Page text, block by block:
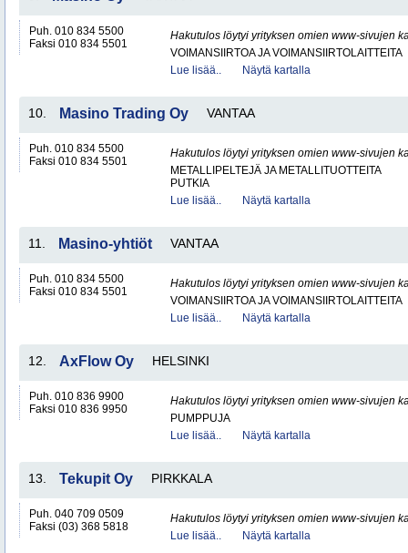
Puh. 010 834 5500
Faksi 010 834 5501
Hakutulos löytyi yrityksen omien www-sivujen
VOIMANSIIRTOA JA VOIMANSIIRTOLAITTEITA
Lue lisää..
Näytä kartalla
10. Masino Trading Oy VANTAA
Puh. 010 834 5500
Faksi 010 834 5501
Hakutulos löytyi yrityksen omien www-sivujen
METALLIPELTEJÄ JA METALLITUOTTEITA
PUTKIA
Lue lisää..
Näytä kartalla
11. Masino-yhtiöt VANTAA
Puh. 010 834 5500
Faksi 010 834 5501
Hakutulos löytyi yrityksen omien www-sivujen
VOIMANSIIRTOA JA VOIMANSIIRTOLAITTEITA
Lue lisää..
Näytä kartalla
12. AxFlow Oy HELSINKI
Puh. 010 836 9900
Faksi 010 836 9950
Hakutulos löytyi yrityksen omien www-sivujen
PUMPPUJA
Lue lisää..
Näytä kartalla
13. Tekupit Oy PIRKKALA
Puh. 040 709 0509
Faksi (03) 368 5818
Hakutulos löytyi yrityksen omien www-sivujen
Lue lisää..
Näytä kartalla